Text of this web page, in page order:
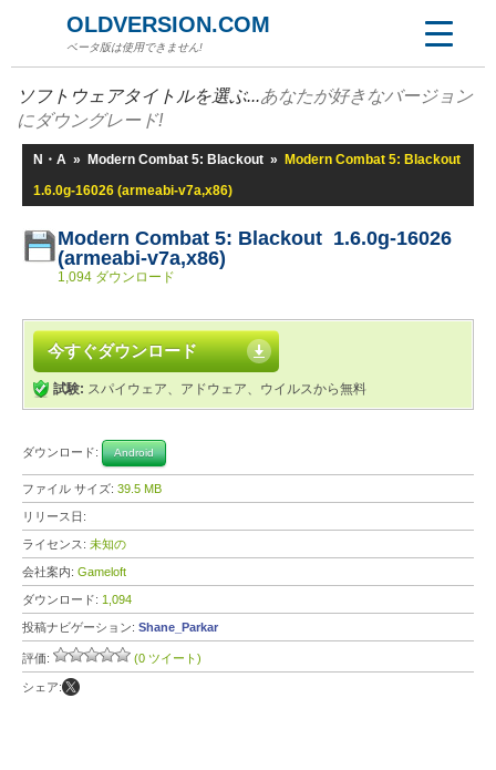
OLDVERSION.COM
ベータ版は使用できません!
ソフトウェアタイトルを選ぶ...あなたが好きなバージョン
にダウングレード!
N・A » Modern Combat 5: Blackout »
Modern Combat 5: Blackout
1.6.0g-16026 (armeabi-v7a,x86)
Modern Combat 5: Blackout 1.6.0g-16026
(armeabi-v7a,x86)
1,094 ダウンロード
今すぐダウンロード
試験: スパイウェア、アドウェア、ウイルスから無料
ダウンロード: Android
ファイル サイズ: 39.5 MB
リリース日:
ライセンス: 未知の
会社案内: Gameloft
ダウンロード: 1,094
投稿ナビゲーション: Shane_Parkar
評価: (0 ツイート)
シェア: